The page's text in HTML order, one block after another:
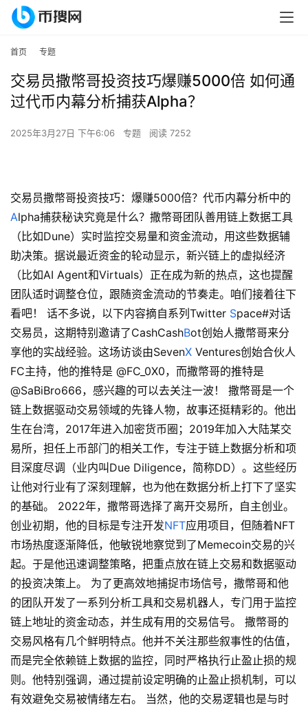
首页 专题
交易员撒幣哥投资技巧爆赚5000倍 如何通
过代币内幕分析捕获Alpha？
2025年3月27日 下午6:06 专题 阅读 7252
交易员撒幣哥投资技巧：爆赚5000倍？代币内幕分析中的
Alpha捕获秘诀究竟是什么？撒幣哥团队善用链上数据工具
（比如Dune）实时监控交易量和资金流动，用这些数据辅
助决策。据说最近资金的轮动显示，新兴链上的虚拟经济
（比如AI Agent和Virtuals）正在成为新的热点，这也提醒
团队适时调整仓位，跟随资金流动的节奏走。咱们接着往下
看吧！ 话不多说，以下内容摘自系列Twitter Space#对话
交易员，这期特别邀请了CashCashBot创始人撒幣哥来分
享他的实战经验。这场访谈由SevenX Ventures创始合伙人
FC主持，他的推特是 @FC_0X0，而撒幣哥的推特是
@SaBiBro666，感兴趣的可以去关注一波！ 撒幣哥是一个
链上数据驱动交易领域的先锋人物，故事还挺精彩的。他出
生在台湾，2017年进入加密货币圈；2019年加入大陆某交
易所，担任上币部门的相关工作，专注于链上数据分析和项
目深度尽调（业内叫Due Diligence，简称DD）。这些经历
让他对行业有了深刻理解，也为他在数据分析上打下了坚实
的基础。 2022年，撒幣哥选择了离开交易所，自主创业。
创业初期，他的目标是专注开发NFT应用项目，但随着NFT
市场热度逐渐降低，他敏锐地察觉到了Memecoin交易的兴
起。于是他迅速调整策略，把重点放在链上交易和数据驱动
的投资决策上。 为了更高效地捕捉市场信号，撒幣哥和他
的团队开发了一系列分析工具和交易机器人，专门用于监控
链上地址的资金动态，并生成有用的交易信号。 撒幣哥的
交易风格有几个鲜明特点。他并不关注那些叙事性的估值，
而是完全依赖链上数据的监控，同时严格执行止盈止损的规
则。他特别强调，通过提前设定明确的止盈止损机制，可以
有效避免交易被情绪左右。 当然，他的交易逻辑也是与时